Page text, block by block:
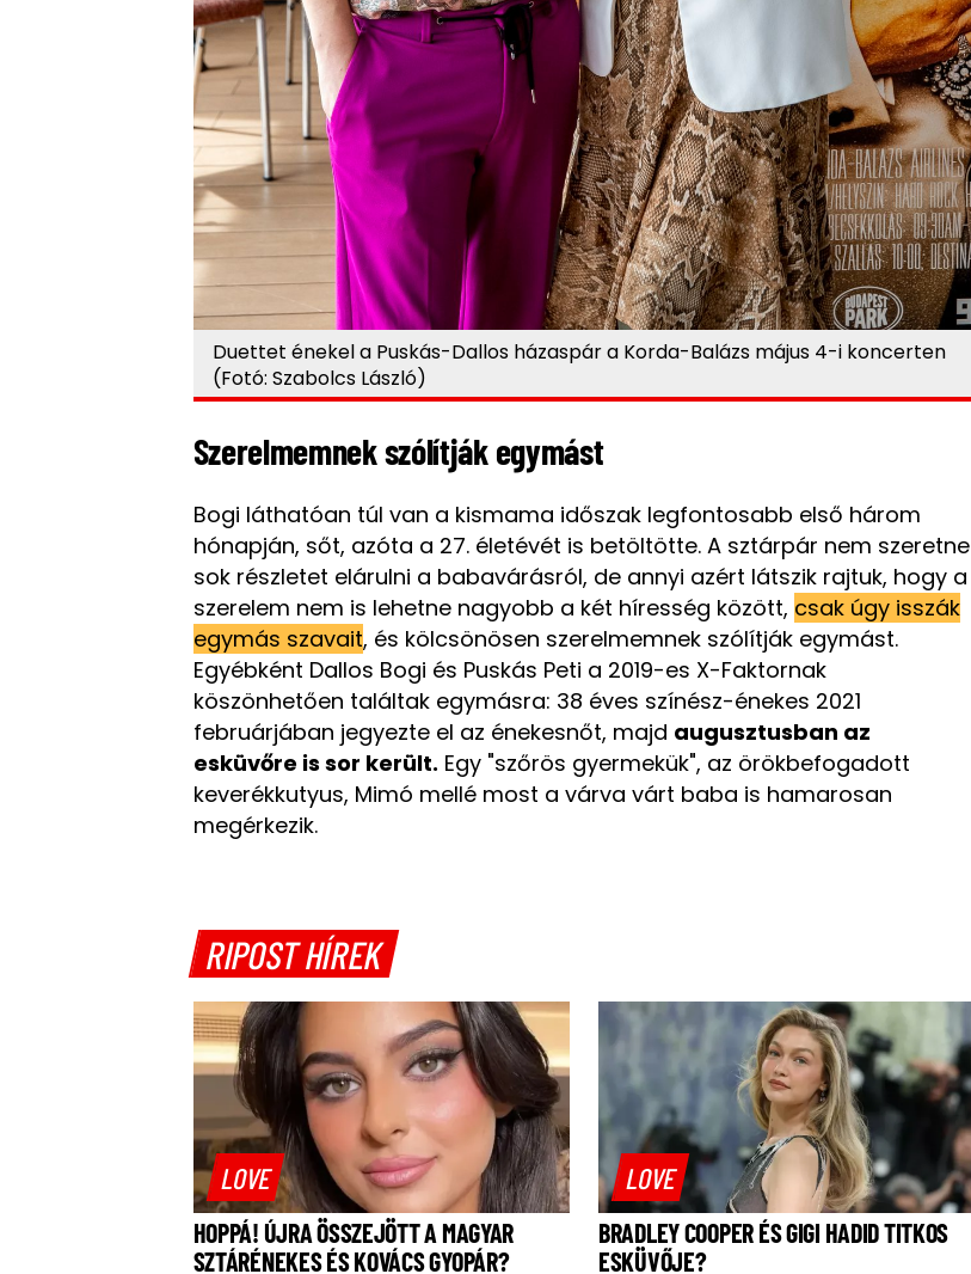
Duettet énekel a Puskás-Dallos házaspár a Korda-Balázs május 4-i koncerten
(Fotó: Szabolcs László)
Szerelmemnek szólítják egymást
Bogi láthatóan túl van a kismama időszak legfontosabb első három
hónapján, sőt, azóta a 27. életévét is betöltötte. A sztárpár nem szeretne
sok részletet elárulni a babavárásról, de annyi azért látszik rajtuk, hogy a
szerelem nem is lehetne nagyobb a két híresség között, csak úgy isszák
egymás szavait, és kölcsönösen szerelmemnek szólítják egymást.
Egyébként Dallos Bogi és Puskás Peti a 2019-es X-Faktornak
köszönhetően találtak egymásra: 38 éves színész-énekes 2021
februárjában jegyezte el az énekesnőt, majd augusztusban az
esküvőre is sor került. Egy "szőrös gyermekük", az örökbefogadott
keverékkutyus, Mimó mellé most a várva várt baba is hamarosan
megérkezik.
RIPOST HÍREK
LOVE
HOPPÁ! ÚJRA ÖSSZEJÖTT A MAGYAR
SZTÁRÉNEKES ÉS KOVÁCS GYOPÁR?
LOVE
BRADLEY COOPER ÉS GIGI HADID TITKOS
ESKÜVŐJE?